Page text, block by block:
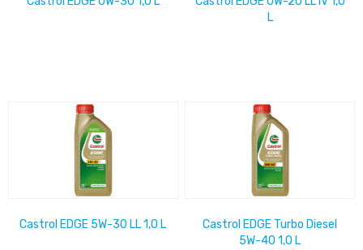
L
Castrol EDGE 5W-30 LL 1,0 L
Castrol EDGE Turbo Diesel
5W-40 1,0 L